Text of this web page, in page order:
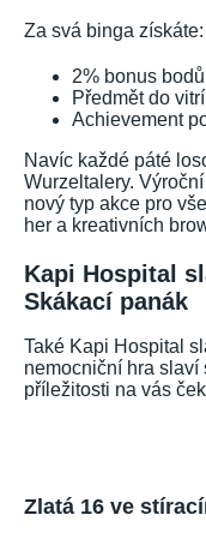
Za svá binga získáte:
2% bonus bodů
Předmět do
Achievement
Navíc každé páté
Wurzeltalery.
nový typ akce pro
her a kreativních
Kapi Hospital
Skákací panák
Také Kapi Hospital
nemocniční hra slaví
příležitosti na vás
Zlatá 16 ve